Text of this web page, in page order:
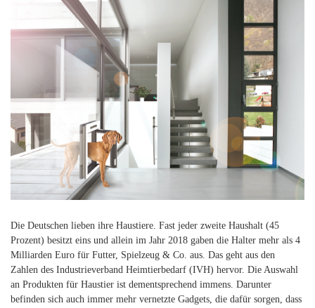
Die Deutschen lieben ihre Haustiere. Fast jeder zweite Haushalt (45
Prozent) besitzt eins und allein im Jahr 2018 gaben die Halter mehr als 4
Milliarden Euro für Futter, Spielzeug & Co. aus. Das geht aus den
Zahlen des Industrieverband Heimtierbedarf (IVH) hervor. Die Auswahl
an Produkten für Haustier ist dementsprechend immens. Darunter
befinden sich auch immer mehr vernetzte Gadgets, die dafür sorgen, dass